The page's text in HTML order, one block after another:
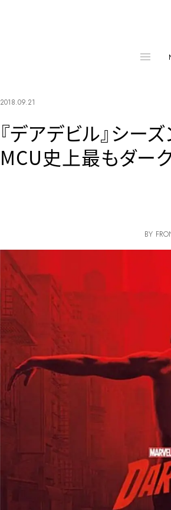
2018.09.21
『デアデビル』シー
MCU史上最もダー
BY